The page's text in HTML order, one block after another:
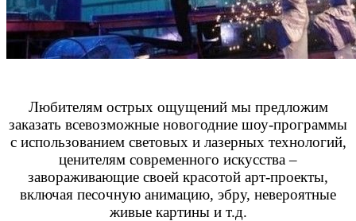
Любителям острых ощущений мы предложим
заказать всевозможные новогодние шоу-программы
с использованием световых и лазерных технологий,
ценителям современного искусства –
завораживающие своей красотой арт-проекты,
включая песочную анимацию, эбру, невероятные
живые картины и т.д.